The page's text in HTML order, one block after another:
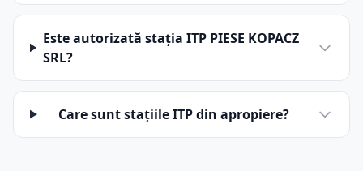
Este autorizată stația ITP PIESE KOPACZ
SRL?
Care sunt stațiile ITP din apropiere?